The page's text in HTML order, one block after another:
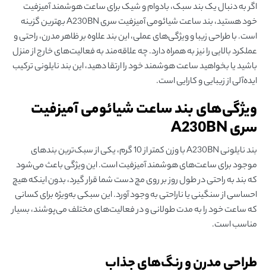
اگر به دنبال یک بند سبک، بادوام و شیک برای ساعت هوشمند آمیزفیت
خود هستید، بند ساعت‌ شیائومی آمیزفیت سری A230BN بهترین گزینه
است. با طراحی زیبا و ویژگی‌های عملی، این بند علاوه بر ظاهر مدرن، راحتی و
عملکرد بالایی را نیز به همراه دارد. چه علاقه‌مند به فعالیت‌های خارج از منزل
باشید یا بخواهید ساعت هوشمند خود را ارتقا دهید، این بند نایلونی ترکیب
ایده‌آلی از زیبایی و کارایی است.
ویژگی‌های بند ساعت‌ شیائومی آمیزفیت
سری A230BN
بند نایلونی A230BN با وزن کمتر از 10 گرم، یکی از سبک‌ترین بندهای
موجود برای ساعت‌های هوشمند آمیزفیت است. این ویژگی باعث می‌شود
که بند به راحتی در طول روز بر روی مچ دست شما قرار گیرد، بدون اینکه هیچ
احساسی از سنگینی یا ناراحتی به وجود آورد. این سبکی به‌ویژه برای کسانی
که ساعت خود را به مدت طولانی و در فعالیت‌های مختلف می‌پوشند، بسیار
مناسب است.
طراحی مدرن و رنگ‌های جذاب